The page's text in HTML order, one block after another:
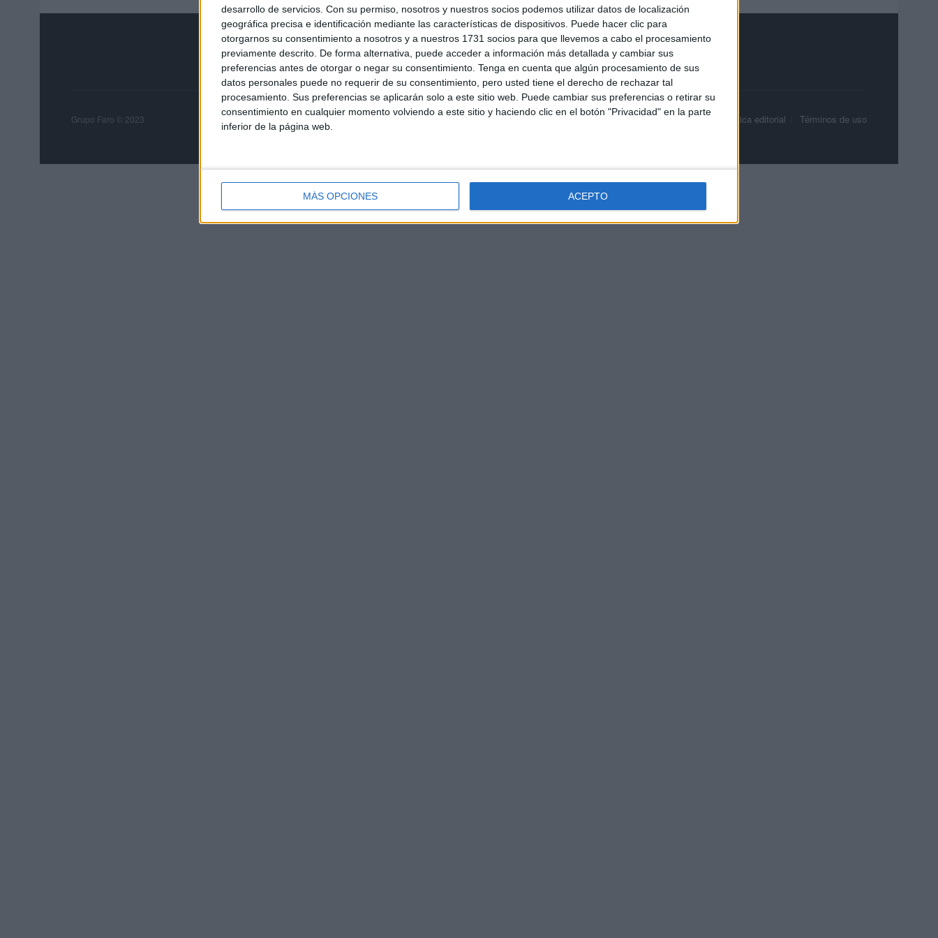
desarrollo de servicios. Con su permiso, nosotros y nuestros socios podemos utilizar datos de localización
geográfica precisa e identificación mediante las características de dispositivos. Puede hacer clic para
otorgarnos su consentimiento a nosotros y a nuestros 1731 socios para que llevemos a cabo el procesamiento
previamente descrito. De forma alternativa, puede acceder a información más detallada y cambiar sus
preferencias antes de otorgar o negar su consentimiento. Tenga en cuenta que algún procesamiento de sus
datos personales puede no requerir de su consentimiento, pero usted tiene el derecho de rechazar tal
procesamiento. Sus preferencias se aplicarán solo a este sitio web. Puede cambiar sus preferencias o retirar su
consentimiento en cualquier momento volviendo a este sitio y haciendo clic en el botón "Privacidad" en la parte
inferior de la página web.
MÁS OPCIONES ACEPTO
Grupo Faro Publicidad Contacto Aviso legal – Protección de datos Política de cookies Política de privacidad Política editorial Términos de uso
Grupo Faro © 2023